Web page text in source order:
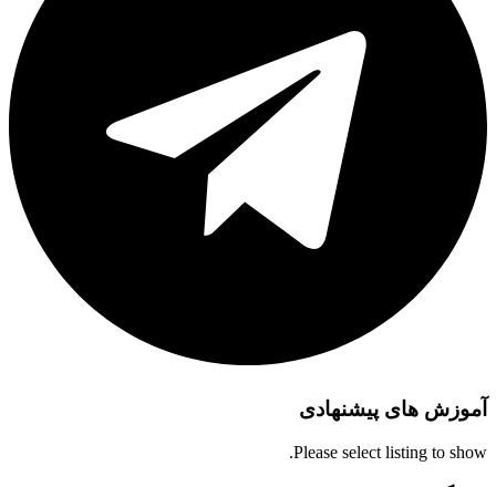
آموزش های پیشنهادی
Please select listing to show.